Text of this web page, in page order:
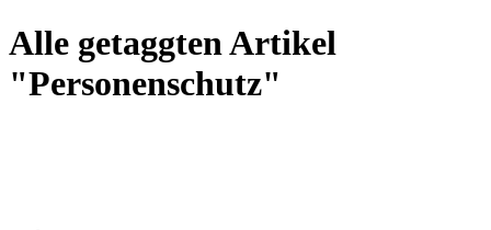
Alle getaggten Artikel
"Personenschutz"